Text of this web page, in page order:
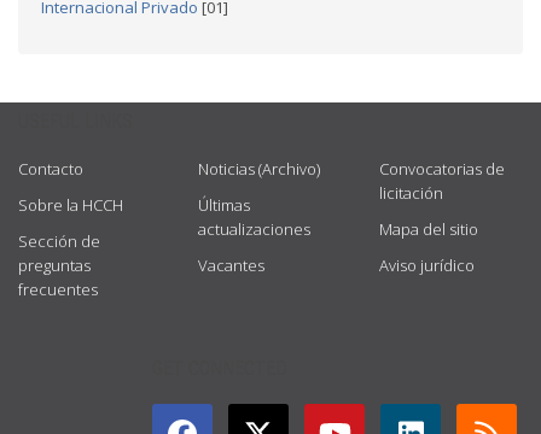
Internacional Privado [01]
Contacto
Sobre la HCCH
Sección de
preguntas
frecuentes
Noticias (Archivo)
Últimas
actualizaciones
Vacantes
Convocatorias de
licitación
Mapa del sitio
Aviso jurídico